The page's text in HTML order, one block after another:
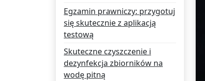
Egzamin prawniczy: przygotuj
się skutecznie z aplikacją
testową
Skuteczne czyszczenie i
dezynfekcja zbiorników na
wodę pitną